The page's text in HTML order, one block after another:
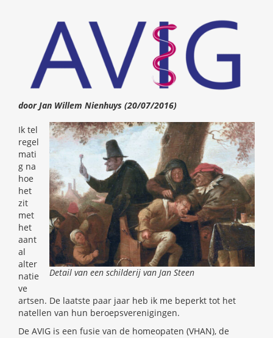
door Jan Willem Nienhuys (20/07/2016)
Detail van een schilderij van Jan Steen
Ik tel
regel
mati
g na
hoe
het
zit
met
het
aant
al
alter
natie
ve
artsen. De laatste paar jaar heb ik me beperkt tot het
natellen van hun beroepsverenigingen.
De AVIG is een fusie van de homeopaten (VHAN), de